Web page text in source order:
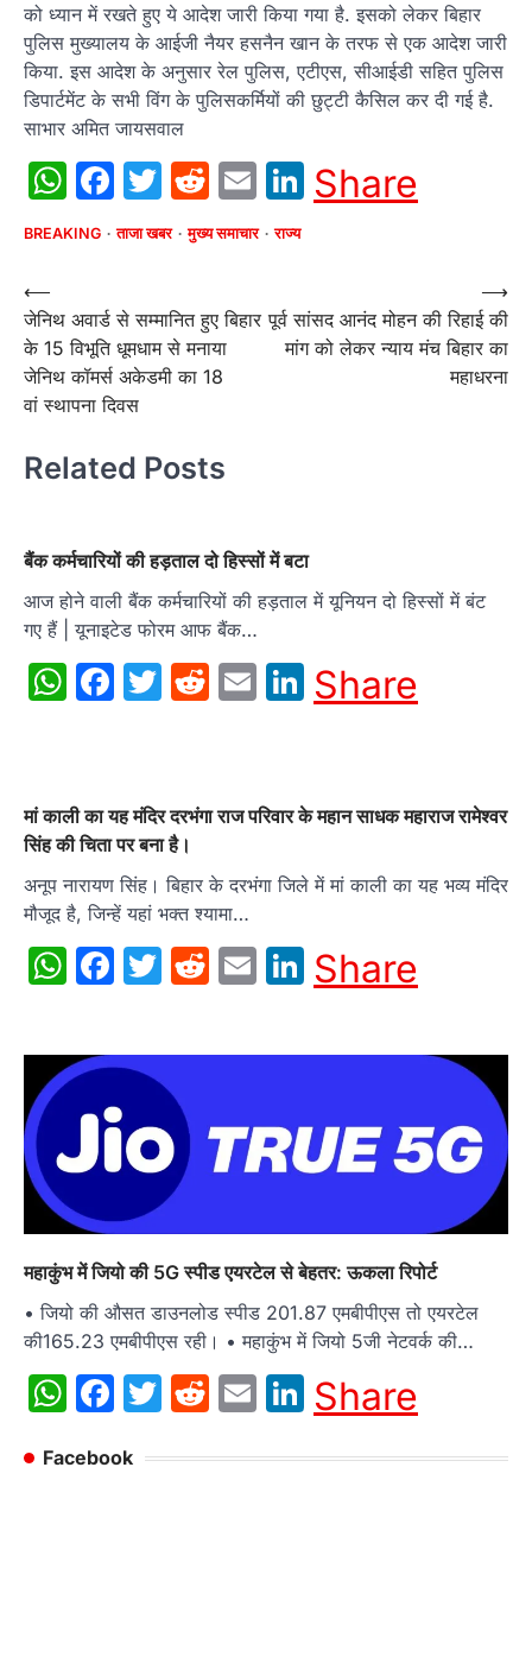
को ध्यान में रखते हुए ये आदेश जारी किया गया है. इसको लेकर बिहार
पुलिस मुख्यालय के आईजी नैयर हसनैन खान के तरफ से एक आदेश जारी
किया. इस आदेश के अनुसार रेल पुलिस, एटीएस, सीआईडी सहित पुलिस
डिपार्टमेंट के सभी विंग के पुलिसकर्मियों की छुट्टी कैसिल कर दी गई है.
साभार अमित जायसवाल
WhatsApp
Facebook
Twitter
Reddit
EmailLinkedIn
Share
BREAKING ताजा खबर मुख्य समाचार राज्य
Post
navigation
⟵
जेनिथ अवार्ड से सम्मानित हुए बिहार
के 15 विभूति धूमधाम से मनाया
जेनिथ कॉमर्स अकेडमी का 18
वां स्थापना दिवस
पूर्व सांसद आनंद मोहन की रिहाई की
मांग को लेकर न्याय मंच बिहार का
महाधरना
⟶
Related Posts
बैंक कर्मचारियों की हड़ताल दो हिस्सों में बटा
आज होने वाली बैंक कर्मचारियों की हड़ताल में यूनियन दो हिस्सों में बंट
गए हैं | यूनाइटेड फोरम आफ बैंक…
WhatsApp
Facebook
Twitter
Reddit
EmailLinkedIn
Share
मां काली का यह मंदिर दरभंगा राज परिवार के महान साधक महाराज रामेश्वर
सिंह की चिता पर बना है।
अनूप नारायण सिंह। बिहार के दरभंगा जिले में मां काली का यह भव्य मंदिर
मौजूद है, जिन्हें यहां भक्त श्यामा…
WhatsApp
Facebook
Twitter
Reddit
EmailLinkedIn
Share
महाकुंभ में जियो की 5G स्पीड एयरटेल से बेहतर: ऊकला रिपोर्ट
• जियो की औसत डाउनलोड स्पीड 201.87 एमबीपीएस तो एयरटेल
की165.23 एमबीपीएस रही। • महाकुंभ में जियो 5जी नेटवर्क की…
WhatsApp
Facebook
Twitter
Reddit
EmailLinkedIn
Share
Facebook